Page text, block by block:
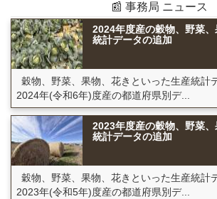
📰 事務局 ニュース
2024年度産の穀物、野菜
統計データの追加
穀物、野菜、果物、花きといった生産統計
2024年(令和6年)度産の都道府県別デ...
2023年度産の穀物、野菜
統計データの追加
穀物、野菜、果物、花きといった生産統計
2023年(令和5年)度産の都道府県別デ...